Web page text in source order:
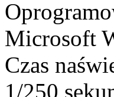
Microsoft
Czas
1/250